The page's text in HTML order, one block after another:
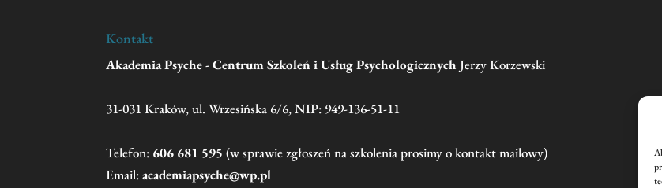
Kontakt
Akademia Psyche - Centrum Szkoleń i Usług Psychologicznych Jerzy Korzewski
31-031 Kraków, ul. Wrzesińska 6/6, NIP: 949-136-51-11
Telefon: 606 681 595 (w sprawie zgłoszeń na szkolenia prosimy o kontakt mailowy)
Email:academiapsyche@wp.pl